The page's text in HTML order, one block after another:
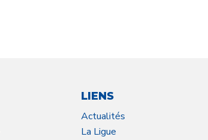
LIENS
Actualités
La Ligue